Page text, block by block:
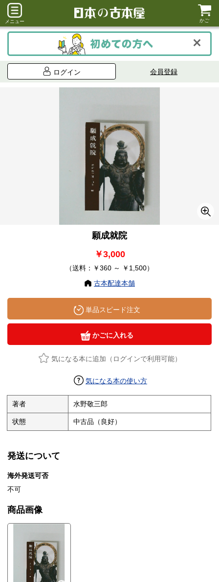
メニュー かご
ログイン 会員登録
願成就院
￥3,000
（送料：￥360 ～ ￥1,500）
古本配達本舗
単品スピード注文
かごに入れる
気になる本に追加（ログインで利用可能）
気になる本の使い方
著者 水野敬三郎
状態 中古品（良好）
発送について
海外発送可否
不可
商品画像